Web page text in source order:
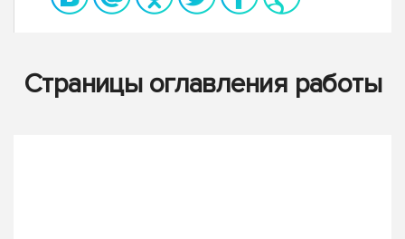
Страницы оглавления работы